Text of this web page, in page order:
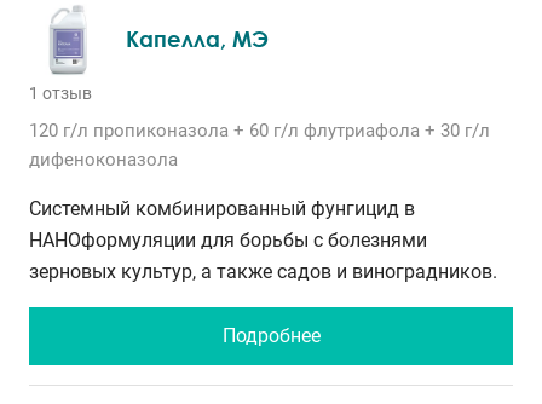
Капелла, МЭ
1 отзыв
120 г/л пропиконазола + 60 г/л флутриафола + 30 г/л
дифеноконазола
Системный комбинированный фунгицид в
НАНОформуляции для борьбы с болезнями
зерновых культур, а также садов и виноградников.
Подробнее